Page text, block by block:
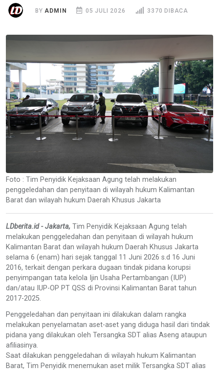
BY ADMIN 05 JULI 2026 3370 DIBACA
Foto : Tim Penyidik Kejaksaan Agung telah melakukan
penggeledahan dan penyitaan di wilayah hukum Kalimantan
Barat dan wilayah hukum Daerah Khusus Jakarta
LDberita.id - Jakarta, Tim Penyidik Kejaksaan Agung telah
melakukan penggeledahan dan penyitaan di wilayah hukum
Kalimantan Barat dan wilayah hukum Daerah Khusus Jakarta
selama 6 (enam) hari sejak tanggal 11 Juni 2026 s.d 16 Juni
2016, terkait dengan perkara dugaan tindak pidana korupsi
penyimpangan tata kelola Ijin Usaha Pertambangan (IUP)
dan/atau IUP-OP PT QSS di Provinsi Kalimantan Barat tahun
2017-2025.
Penggeledahan dan penyitaan ini dilakukan dalam rangka
melakukan penyelamatan aset-aset yang diduga hasil dari tindak
pidana yang dilakukan oleh Tersangka SDT alias Aseng ataupun
afiliasinya.
Saat dilakukan penggeledahan di wilayah hukum Kalimantan
Barat, Tim Penyidik menemukan aset milik Tersangka SDT alias